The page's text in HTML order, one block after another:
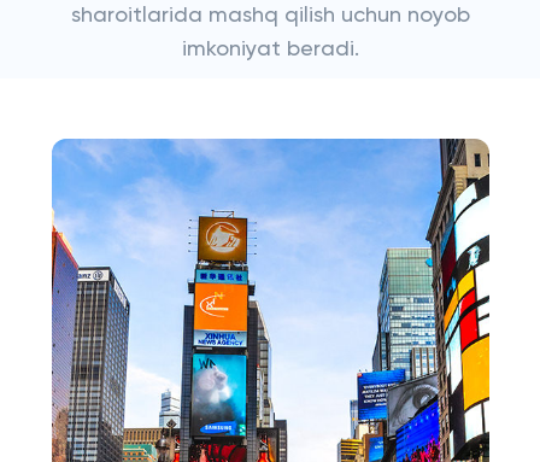
sharoitlarida mashq qilish uchun noyob
imkoniyat beradi.